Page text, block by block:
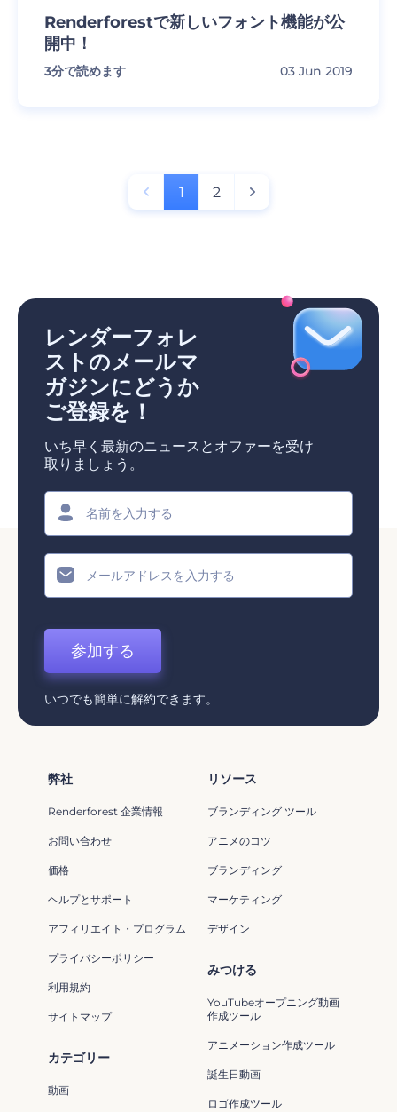
Renderforestで新しいフォント機能が公
開中！
3分で読めます 03 Jun 2019
1 2
レンダーフォレ
ストのメールマ
ガジンにどうか
ご登録を！
いち早く最新のニュースとオファーを受け
取りましょう。
参加する
いつでも簡単に解約できます。
弊社
Renderforest 企業情報
お問い合わせ
価格
ヘルプとサポート
アフィリエイト・プログラム
プライバシーポリシー
利用規約
サイトマップ
リソース
ブランディング ツール
アニメのコツ
ブランディング
マーケティング
デザイン
カテゴリー
動画
みつける
YouTubeオープニング動画
作成ツール
アニメーション作成ツール
誕生日動画
ロゴ作成ツール